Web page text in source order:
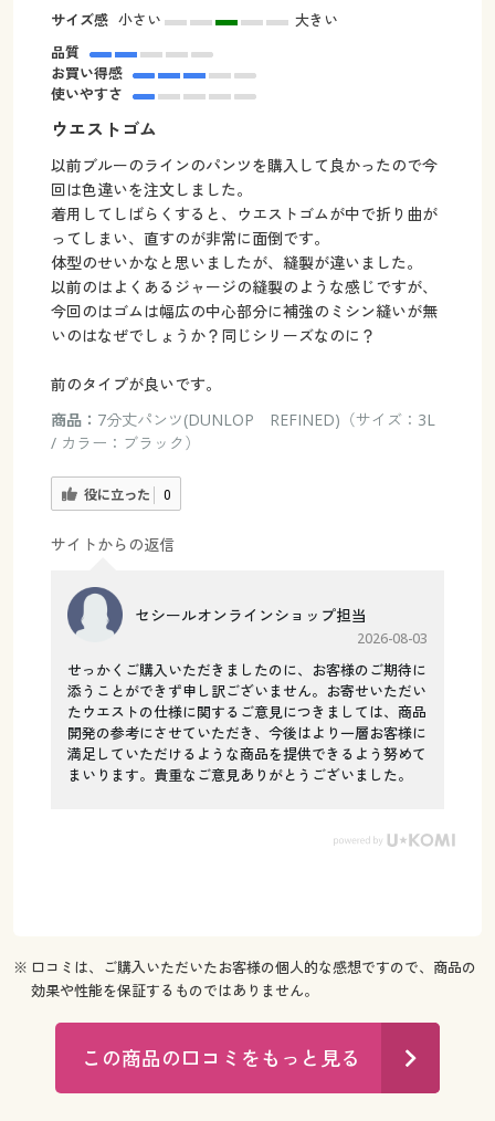
サイズ感 小さい
大きい
品質
お買い得感
使いやすさ
ウエストゴム
以前ブルーのラインのパンツを購入して良かったので今
回は色違いを注文しました。
着用してしばらくすると、ウエストゴムが中で折り曲が
ってしまい、直すのが非常に面倒です。
体型のせいかなと思いましたが、縫製が違いました。
以前のはよくあるジャージの縫製のような感じですが、
今回のはゴムは幅広の中心部分に補強のミシン縫いが無
いのはなぜでしょうか？同じシリーズなのに？
前のタイプが良いです。
商品： 7分丈パンツ(DUNLOP REFINED)（サイズ：3L
/ カラー：ブラック）
役に立った 0
サイトからの返信
セシールオンラインショップ担当
2026-08-03
せっかくご購入いただきましたのに、お客様のご期待に
添うことができず申し訳ございません。お寄せいただい
たウエストの仕様に関するご意見につきましては、商品
開発の参考にさせていただき、今後はより一層お客様に
満足していただけるような商品を提供できるよう努めて
まいります。貴重なご意見ありがとうございました。
※ 口コミは、ご購入いただいたお客様の個人的な感想ですので、商品の
効果や性能を保証するものではありません。
この商品の口コミをもっと見る